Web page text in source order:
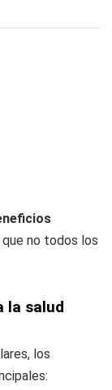
que no todos los
la salud
los